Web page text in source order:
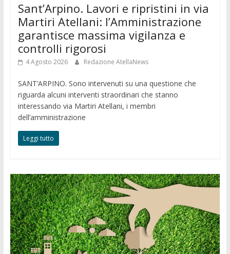
Sant’Arpino. Lavori e ripristini in via
Martiri Atellani: l’Amministrazione
garantisce massima vigilanza e
controlli rigorosi
4 Agosto 2026 Redazione AtellaNews
SANT’ARPINO. Sono intervenuti su una questione che
riguarda alcuni interventi straordinari che stanno
interessando via Martiri Atellani, i membri
dell’amministrazione
Leggi tutto